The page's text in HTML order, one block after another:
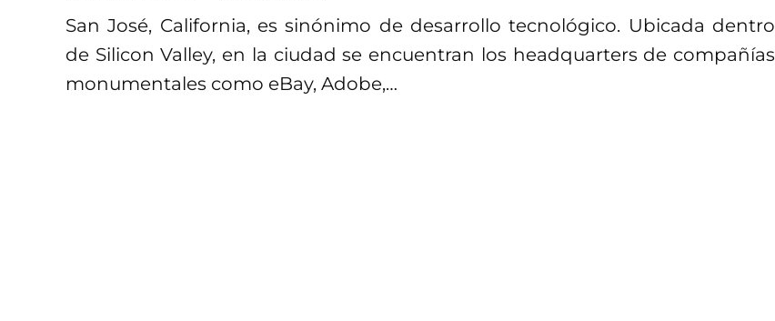
San José, California, es sinónimo de desarrollo tecnológico. Ubicada dentro
de Silicon Valley, en la ciudad se encuentran los headquarters de compañías
monumentales como eBay, Adobe,…